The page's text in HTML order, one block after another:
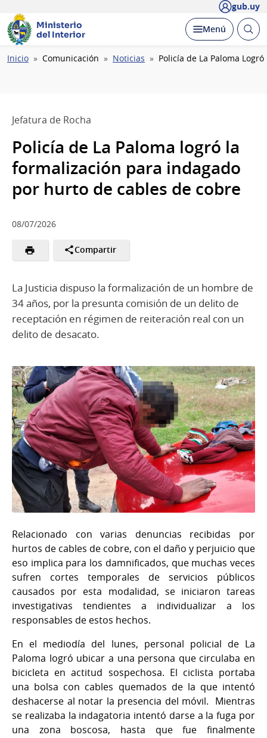
gub.uy
Ministerio
del Interior
Desplegar
Menú Abrir
Ruta
Inicio Comunicación Noticias Policía de La Paloma
Jefatura de Rocha
Policía de La Paloma logró la
formalización para indagado
por hurto de cables de cobre
08/07/2026
Compartir
La Justicia dispuso la formalización de un hombre de
34 años, por la presunta comisión de un delito de
receptación en régimen de reiteración real con un
delito de desacato.
Relacionado con varias denuncias recibidas por
hurtos de cables de cobre, con el daño y perjuicio que
eso implica para los damnificados, que muchas veces
sufren cortes temporales de servicios públicos
causados por esta modalidad, se iniciaron tareas
investigativas tendientes a individualizar a los
responsables de estos hechos.
En el mediodía del lunes, personal policial de La
Paloma logró ubicar a una persona que circulaba en
bicicleta en actitud sospechosa. El ciclista portaba
una bolsa con cables quemados de la que intentó
deshacerse al notar la presencia del móvil. Mientras
se realizaba la indagatoria intentó darse a la fuga por
una zona boscosa, hasta que fue finalmente